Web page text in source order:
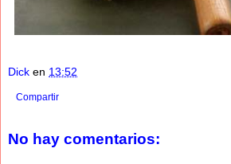
Dick en 13:52
Compartir
No hay comentarios: